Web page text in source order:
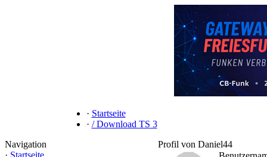
· Startseite
· / Download TS 3
Navigation
· Startseite
Profil von Daniel44